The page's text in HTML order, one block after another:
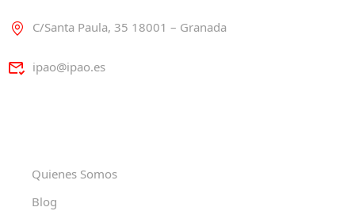
C/Santa Paula, 35 18001 – Granada
ipao@ipao.es
Quienes Somos
Blog